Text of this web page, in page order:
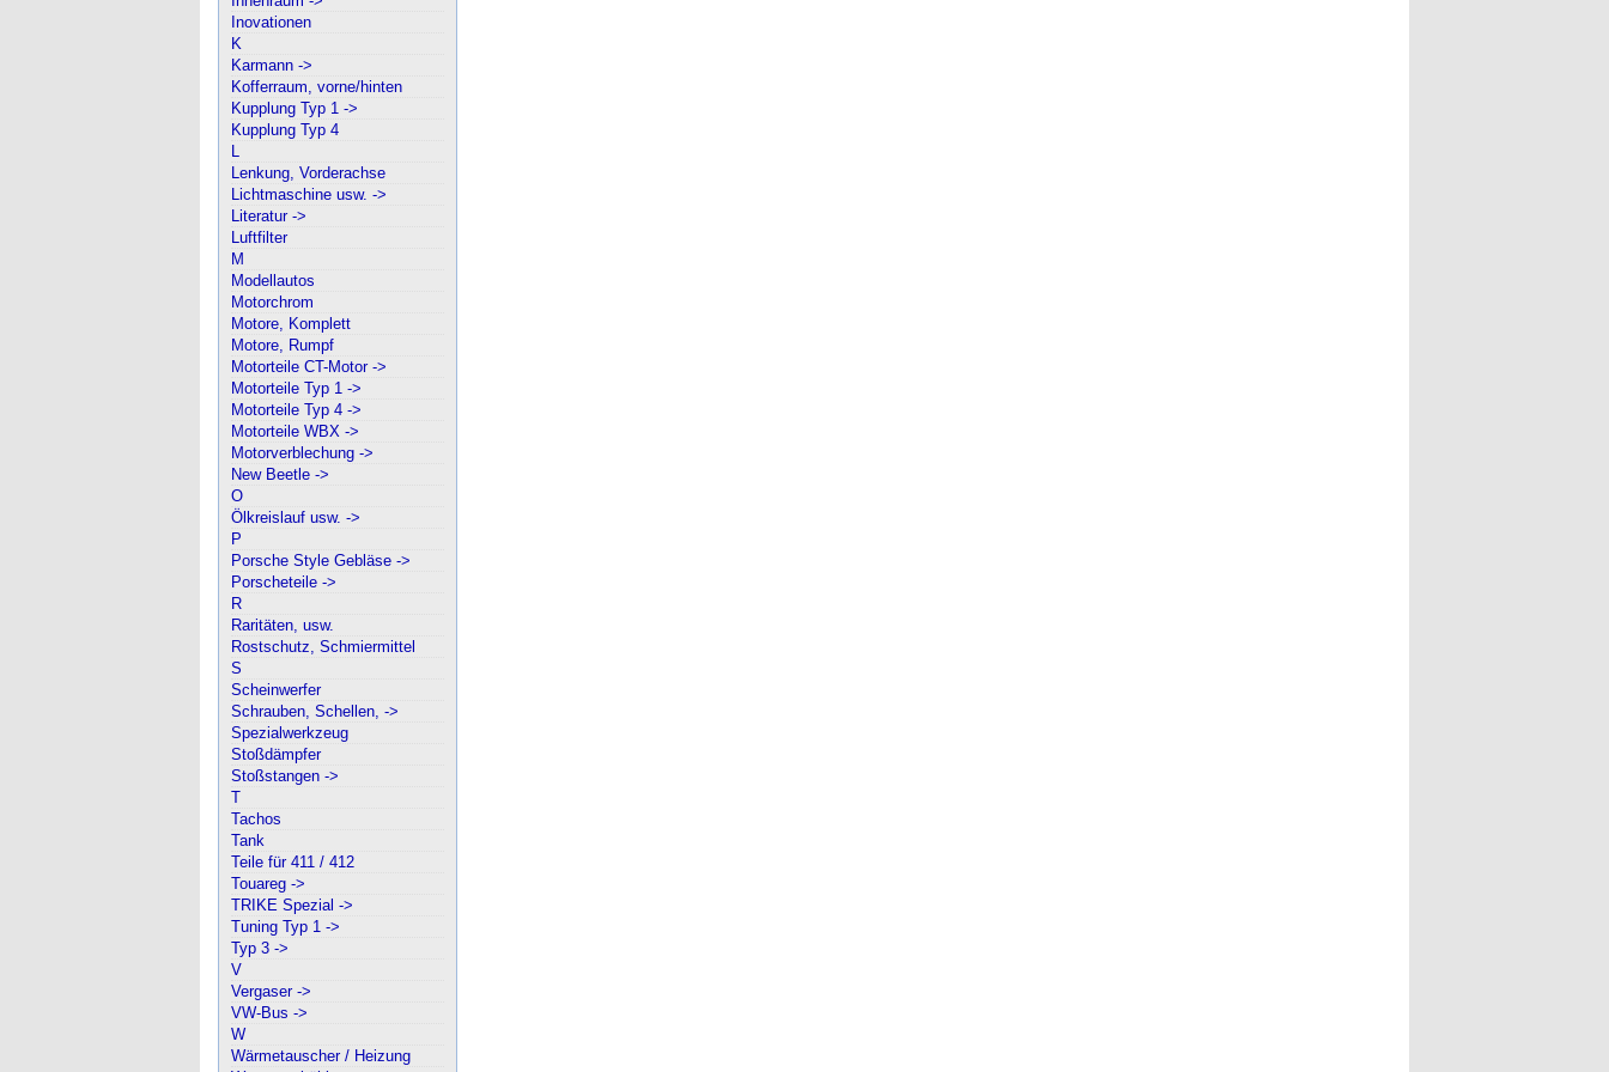
Inovationen
K
Karmann ->
Kofferraum, vorne/hinten
Kupplung Typ 1 ->
Kupplung Typ 4
L
Lenkung, Vorderachse
Lichtmaschine usw. ->
Literatur ->
Luftfilter
M
Modellautos
Motorchrom
Motore, Komplett
Motore, Rumpf
Motorteile CT-Motor ->
Motorteile Typ 1 ->
Motorteile Typ 4 ->
Motorteile WBX ->
Motorverblechung ->
New Beetle ->
O
Ölkreislauf usw. ->
P
Porsche Style Gebläse ->
Porscheteile ->
R
Raritäten, usw.
Rostschutz, Schmiermittel
S
Scheinwerfer
Schrauben, Schellen, ->
Spezialwerkzeug
Stoßdämpfer
Stoßstangen ->
T
Tachos
Tank
Teile für 411 / 412
Touareg ->
TRIKE Spezial ->
Tuning Typ 1 ->
Typ 3 ->
V
Vergaser ->
VW-Bus ->
W
Wärmetauscher / Heizung